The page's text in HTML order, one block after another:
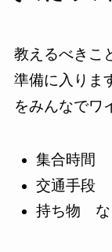
教えるべきこ
準備に入りま
をみんなでワ
集合時間
交通手段
持ち物 な